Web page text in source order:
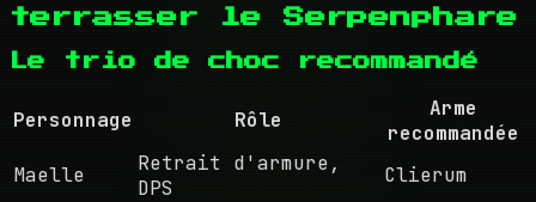
terrasser le Serpenphare
Le trio de choc recommandé
Personnage Rôle
Arme
recommandée
Maelle
Retrait d'armure,
DPS
Clierum